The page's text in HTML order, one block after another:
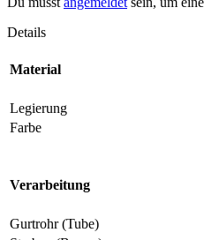
Details
Material
Legierung
Farbe
Verarbeitung
Gurtrohr (Tube)